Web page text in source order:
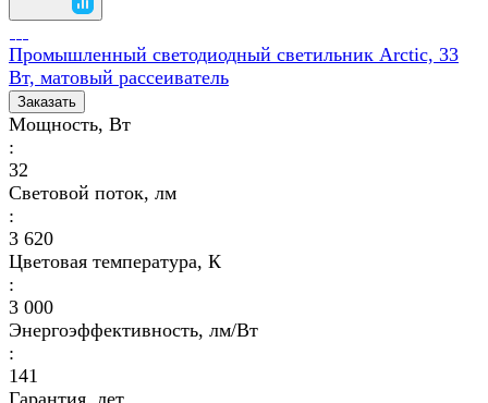
Промышленный светодиодный светильник Arctic, 33
Вт, матовый рассеиватель
Заказать
Мощность, Вт
:
32
Световой поток, лм
:
3 620
Цветовая температура, К
:
3 000
Энергоэффективность, лм/Вт
:
141
Гарантия, лет